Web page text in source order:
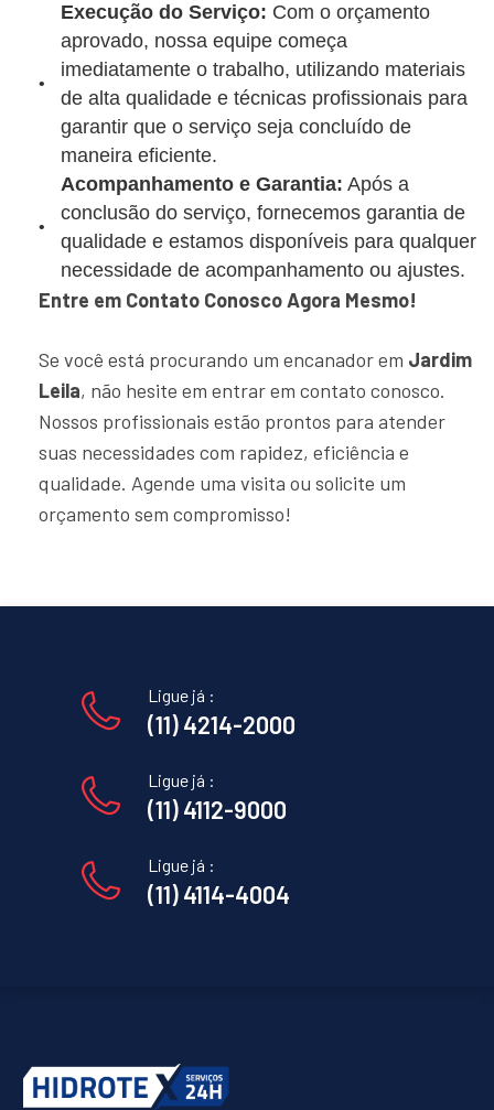
Execução do Serviço: Com o orçamento
aprovado, nossa equipe começa
imediatamente o trabalho, utilizando materiais
de alta qualidade e técnicas profissionais para
garantir que o serviço seja concluído de
maneira eficiente.
Acompanhamento e Garantia: Após a
conclusão do serviço, fornecemos garantia de
qualidade e estamos disponíveis para qualquer
necessidade de acompanhamento ou ajustes.
Entre em Contato Conosco Agora Mesmo!
Se você está procurando um encanador em Jardim
Leila, não hesite em entrar em contato conosco.
Nossos profissionais estão prontos para atender
suas necessidades com rapidez, eficiência e
qualidade. Agende uma visita ou solicite um
orçamento sem compromisso!
Ligue já :
(11) 4214-2000
Ligue já :
(11) 4112-9000
Ligue já :
(11) 4114-4004